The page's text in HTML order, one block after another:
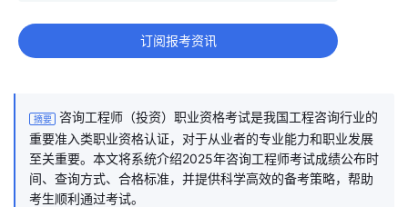
订阅报考资讯
摘要
咨询工程师（投资）职业资格考试是我国工程咨询行业的
重要准入类职业资格认证，对于从业者的专业能力和职业发展
至关重要。本文将系统介绍2025年咨询工程师考试成绩公布时
间、查询方式、合格标准，并提供科学高效的备考策略，帮助
考生顺利通过考试。